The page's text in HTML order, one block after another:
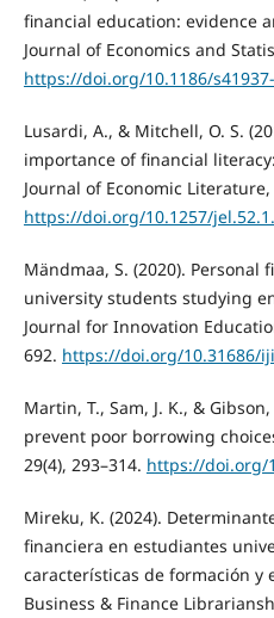
financial education: evidence
Journal of Economics and
https://doi.org/10.1186/
Lusardi, A., & Mitchell, O. S.
importance of financial
Journal of Economic Literature,
https://doi.org/10.1257/
Mändmaa, S. (2020). Personal
university students studying
Journal for Innovation
692. https://doi.org/10.31686/
Martin, T., Sam, J. K., &
prevent poor borrowing
29(4), 293–314. https://doi.org/
Mireku, K. (2024).
financiera en estudiantes
características de formación y
Business & Finance